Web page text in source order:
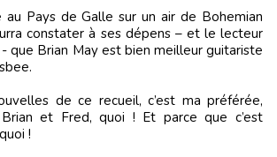
au Pays de Galle sur un air de Bohemian
constater à ses dépens – et le lecteur
que Brian May est bien meilleur guitariste
de ce recueil, c’est ma préférée,
et Fred, quoi ! Et parce que c’est
!